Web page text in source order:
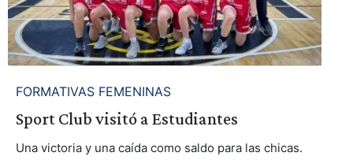
FORMATIVAS FEMENINAS
Sport Club visitó a Estudiantes
Una victoria y una caída como saldo para las chicas.